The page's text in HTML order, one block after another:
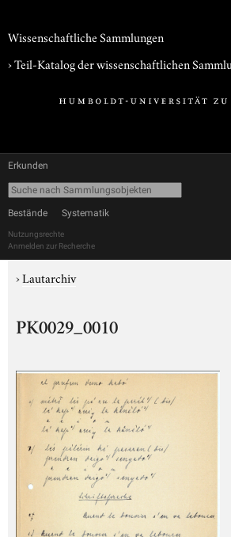
Wissenschaftliche Sammlungen
› Teil-Katalog der wissenschaftlichen
Erkunden
Bestände Systematik
Nutzungsrechte
Anmelden zur Recherche
›Lautarchiv
PK0029_0010